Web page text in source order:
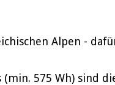
Alpen -
575 Wh) sind